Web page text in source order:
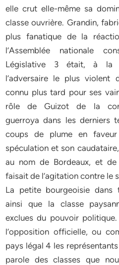
elle crut elle-même sa
classe ouvrière. Grandin,
plus fanatique de la
l’Assemblée nationale
Législative 3 était, à la
l’adversaire le plus violent
connu plus tard pour ses
rôle de Guizot de la
guerroya dans les derniers
coups de plume en
spéculation et son
au nom de Bordeaux, et
faisait de l’agitation contre le
La petite bourgeoisie dans
ainsi que la classe
exclues du pouvoir
l’opposition officielle, ou
pays légal 4 les
parole des classes que